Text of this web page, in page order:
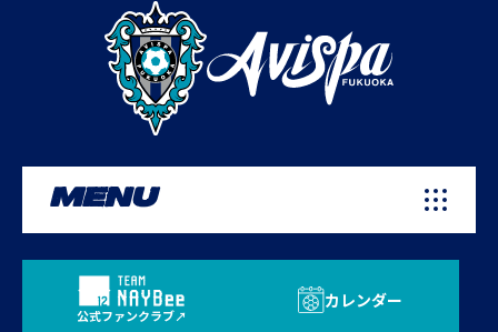
MENU
公式ファンクラブ
カレンダー